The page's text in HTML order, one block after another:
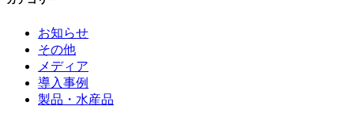
お知らせ
その他
メディア
導入事例
製品・水産品